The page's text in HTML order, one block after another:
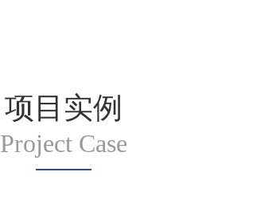
项目实例
Project Case